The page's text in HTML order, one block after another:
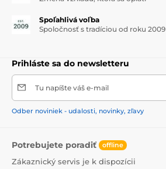
Spoľahlivá voľba
Spoločnosť s tradíciou od roku 2009
Prihláste sa do newsletteru
Tu napíšte váš e-mail
Odber noviniek - udalosti, novinky, zľavy
Potrebujete poradiť offline
Zákaznický servis je k dispozícii